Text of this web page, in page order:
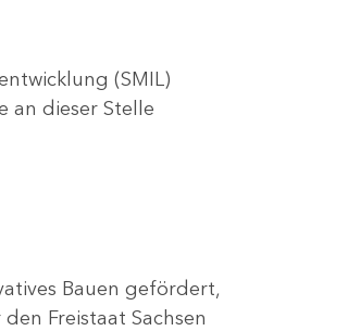
(SMIL)
an dieser Stelle
Bauen gefördert,
Freistaat Sachsen